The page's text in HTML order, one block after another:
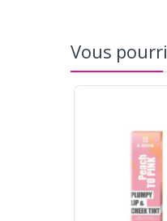
Vous